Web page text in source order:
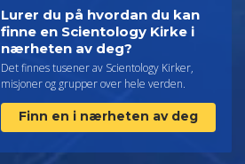
Lurer du på hvordan du kan
finne en Scientology Kirke i
nærheten av deg?
Det finnes tusener av Scientology Kirker,
misjoner og grupper over hele verden.
Finn en i nærheten av deg